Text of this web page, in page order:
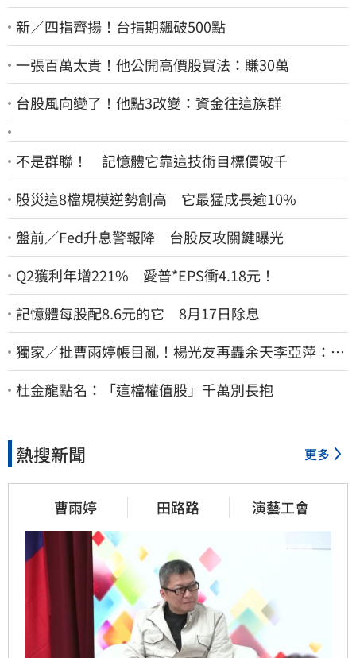
新／四指齊揚！台指期飆破500點
一張百萬太貴！他公開高價股買法：賺30萬
台股風向變了！他點3改變：資金往這族群
不是群聯！ 記憶體它靠這技術目標價破千
股災這8檔規模逆勢創高 它最猛成長逾10%
盤前／Fed升息警報降 台股反攻關鍵曝光
Q2獲利年增221% 愛普*EPS衝4.18元！
記憶體每股配8.6元的它 8月17日除息
獨家／批曹雨婷帳目亂！楊光友再轟余天李亞萍：他
們工會跟演藝圈沒關
杜金龍點名：「這檔權值股」千萬別長抱
熱搜新聞 更多
曹雨婷 田路路 演藝工會